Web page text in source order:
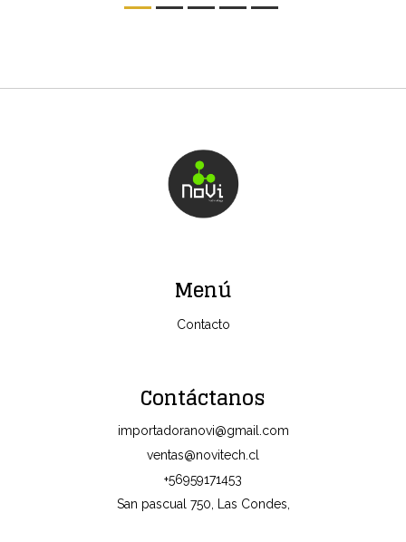
Menú
Contacto
Contáctanos
importadoranovi@gmail.com
ventas@novitech.cl
+56959171453
San pascual 750, Las Condes,